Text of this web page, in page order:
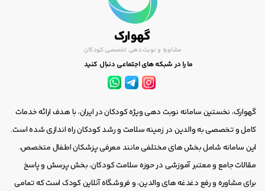
گهوارک
مشاوره و نوبت دهی تخصصی کودکان
ما را در شبکه های اجتماعی دنبال کنید
گهوارک، نخستین سامانه نوبت دهی ویژه کودکان در ایران، با هدف ارائه خدمات
کامل و تخصصی به والدین در زمینه سلامت و رشد کودکان راه اندازی شده است.
این سامانه شامل بخش های مختلفی مانند معرفی پزشکان اطفال متخصص،
مقالات جامع و معتبر آموزشی در حوزه سلامت کودکان، بخش پرسش و پاسخ
برای مشاوره و رفع دغدغه های والدین، و فروشگاه آنلاین کودک است که تمامی